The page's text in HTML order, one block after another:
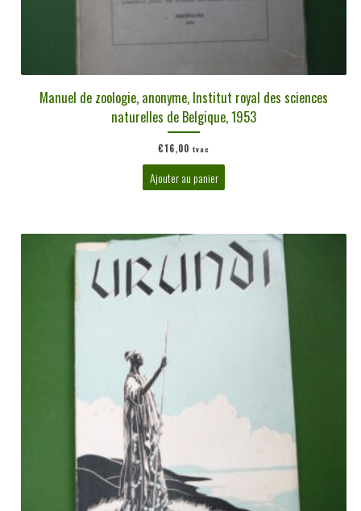
Manuel de zoologie, anonyme, Institut royal des sciences
naturelles de Belgique, 1953
€16,00 tvac
Ajouter au panier